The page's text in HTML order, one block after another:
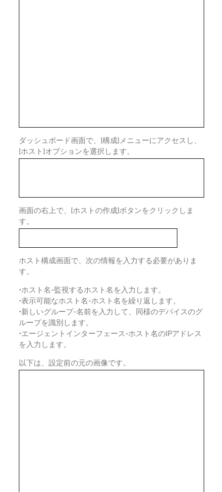
ダッシュボード画面で、[構成]メニューにアクセスし、
[ホスト]オプションを選択します。
画面の右上で、[ホストの作成]ボタンをクリックしま
す。
ホスト構成画面で、次の情報を入力する必要がありま
す。
•ホスト名-監視するホスト名を入力します。
•表示可能なホスト名-ホスト名を繰り返します。
•新しいグループ-名前を入力して、同様のデバイスのグ
ループを識別します。
•エージェントインターフェース-ホスト名のIPアドレス
を入力します。
以下は、設定前の元の画像です。